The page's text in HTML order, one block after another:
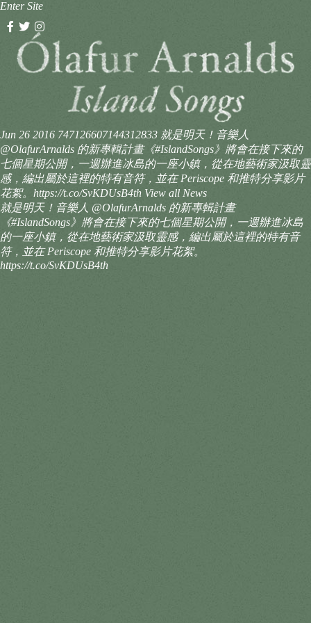
Enter Site
Jun 26 2016 747126607144312833 就是明天！音樂人
@OlafurArnalds 的新專輯計畫《#IslandSongs》將會在接下來的
七個星期公開，一週辦進冰島的一座小鎮，從在地藝術家汲取靈
感，編出屬於這裡的特有音符，並在 Periscope 和推特分享影片
花絮。https://t.co/SvKDUsB4th View all News
就是明天！音樂人 @OlafurArnalds 的新專輯計畫
《#IslandSongs》將會在接下來的七個星期公開，一週辦進冰島
的一座小鎮，從在地藝術家汲取靈感，編出屬於這裡的特有音
符，並在 Periscope 和推特分享影片花絮。
https://t.co/SvKDUsB4th